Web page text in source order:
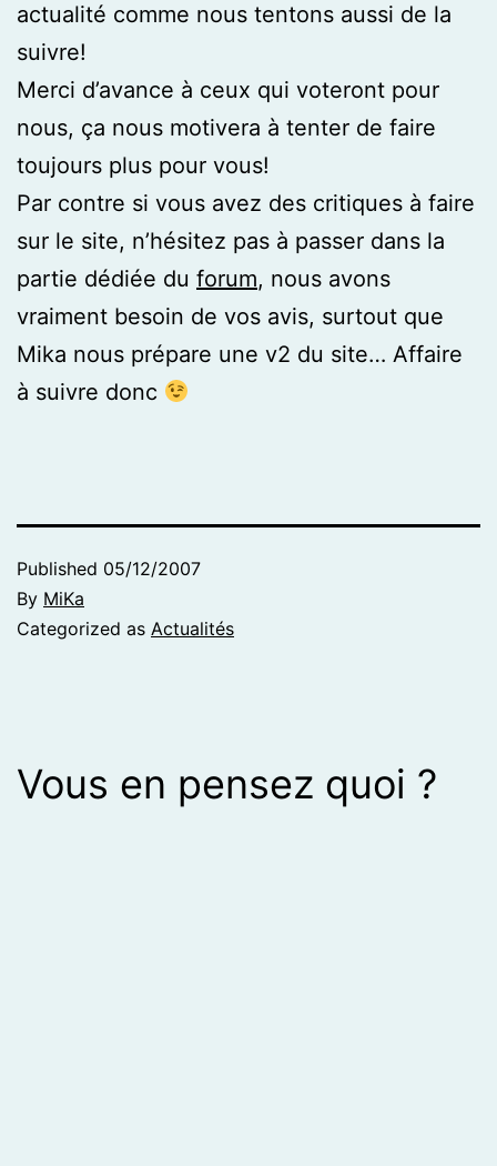
actualité comme nous tentons aussi de la
suivre!
Merci d’avance à ceux qui voteront pour
nous, ça nous motivera à tenter de faire
toujours plus pour vous!
Par contre si vous avez des critiques à faire
sur le site, n’hésitez pas à passer dans la
partie dédiée du forum, nous avons
vraiment besoin de vos avis, surtout que
Mika nous prépare une v2 du site… Affaire
à suivre donc
Published 05/12/2007
By MiKa
Categorized as Actualités
Vous en pensez quoi ?